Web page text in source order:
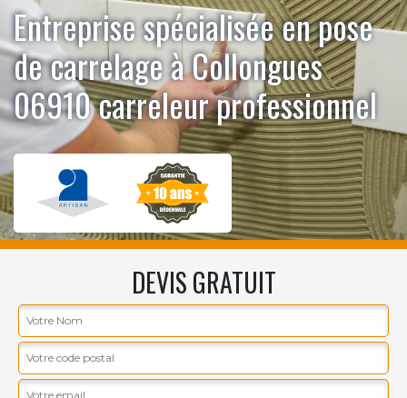
Entreprise spécialisée en pose
de carrelage à Collongues
06910 carreleur professionnel
DEVIS GRATUIT